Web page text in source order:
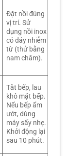
Đặt nồi đúng
vị trí. Sử
dụng nồi inox
có đáy nhiễm
từ (thử bằng
nam châm).
Tắt bếp, lau
khô mặt bếp.
Nếu bếp ẩm
ướt, dùng
máy sấy nhẹ.
Khởi động lại
sau 10 phút.